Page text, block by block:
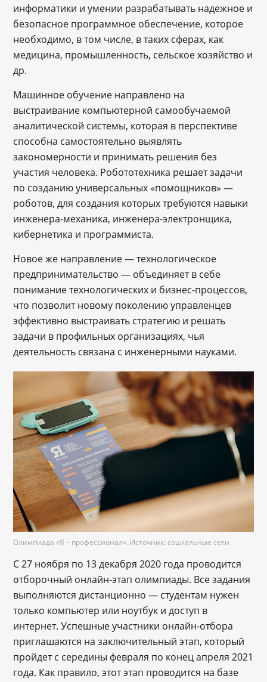
информатики и умении разрабатывать надежное и
безопасное программное обеспечение, которое
необходимо, в том числе, в таких сферах, как
медицина, промышленность, сельское хозяйство и
др.
Машинное обучение направлено на
выстраивание компьютерной самообучаемой
аналитической системы, которая в перспективе
способна самостоятельно выявлять
закономерности и принимать решения без
участия человека. Робототехника решает задачи
по созданию универсальных «помощников» —
роботов, для создания которых требуются навыки
инженера-механика, инженера-электронщика,
кибернетика и программиста.
Новое же направление — технологическое
предпринимательство — объединяет в себе
понимание технологических и бизнес-процессов,
что позволит новому поколению управленцев
эффективно выстраивать стратегию и решать
задачи в профильных организациях, чья
деятельность связана с инженерными науками.
Олимпиада «Я – профессионал». Источник: социальные сети
С 27 ноября по 13 декабря 2020 года проводится
отборочный онлайн-этап олимпиады. Все задания
выполняются дистанционно — студентам нужен
только компьютер или ноутбук и доступ в
интернет. Успешные участники онлайн-отбора
приглашаются на заключительный этап, который
пройдет с середины февраля по конец апреля 2021
года. Как правило, этот этап проводится на базе